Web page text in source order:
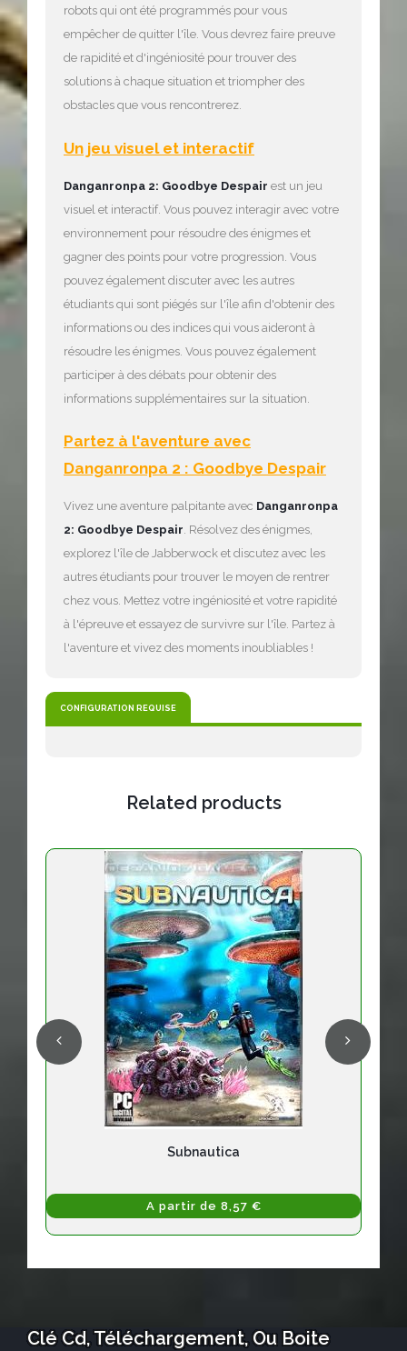
robots qui ont été programmés pour vous
empêcher de quitter l'île. Vous devrez faire preuve
de rapidité et d'ingéniosité pour trouver des
solutions à chaque situation et triompher des
obstacles que vous rencontrerez.
Un jeu visuel et interactif
Danganronpa 2: Goodbye Despair est un jeu
visuel et interactif. Vous pouvez interagir avec votre
environnement pour résoudre des énigmes et
gagner des points pour votre progression. Vous
pouvez également discuter avec les autres
étudiants qui sont piégés sur l'île afin d'obtenir des
informations ou des indices qui vous aideront à
résoudre les énigmes. Vous pouvez également
participer à des débats pour obtenir des
informations supplémentaires sur la situation.
Partez à l'aventure avec
Danganronpa 2 : Goodbye Despair
Vivez une aventure palpitante avec Danganronpa
2: Goodbye Despair . Résolvez des énigmes,
explorez l'île de Jabberwock et discutez avec les
autres étudiants pour trouver le moyen de rentrer
chez vous. Mettez votre ingéniosité et votre rapidité
à l'épreuve et essayez de survivre sur l'île. Partez à
l'aventure et vivez des moments inoubliables !
CONFIGURATION REQUISE
Related products
Subnautica
A partir de 8,57 €
Clé Cd, Téléchargement, Ou Boite